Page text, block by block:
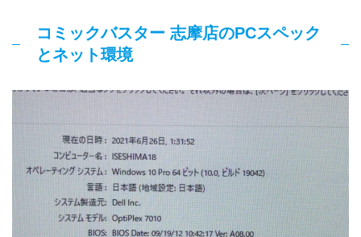
コミックバスター 志摩店のPCスペック
とネット環境